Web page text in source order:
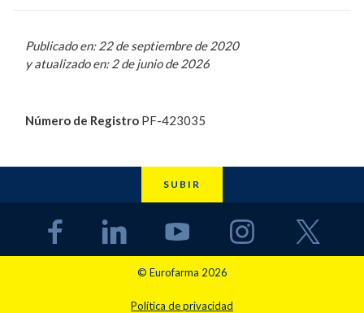
Publicado en: 22 de septiembre de 2020
y atualizado en: 2 de junio de 2026
Número de Registro PF-423035
SUBIR
© Eurofarma 2026
Política de privacidad